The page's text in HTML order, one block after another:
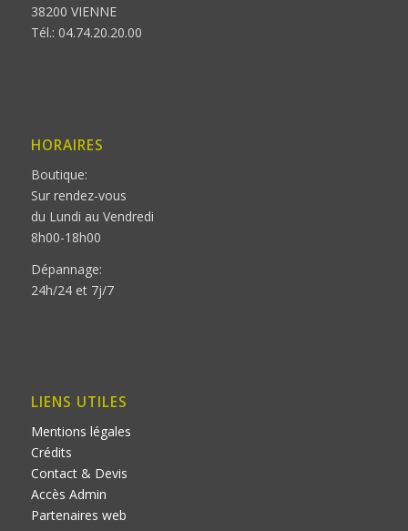
38200 VIENNE
Tél.: 04.74.20.20.00
HORAIRES
Boutique:
Sur rendez-vous
du Lundi au Vendredi
8h00-18h00
Dépannage:
24h/24 et 7j/7
LIENS UTILES
Mentions légales
Crédits
Contact & Devis
Accès Admin
Partenaires web